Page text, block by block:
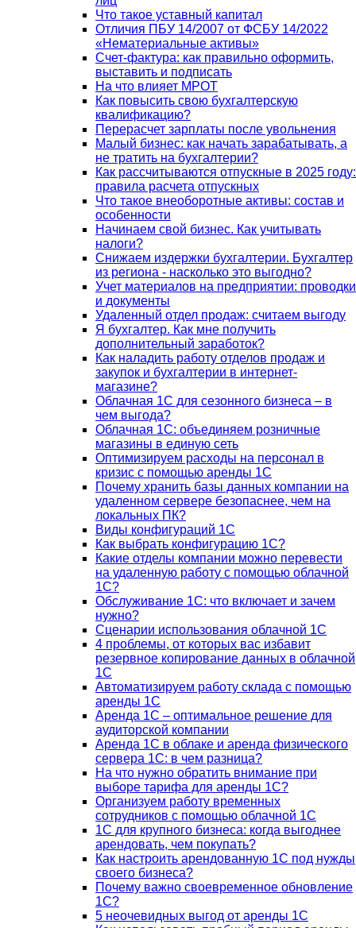
Что такое уставный капитал
Отличия ПБУ 14/2007 от ФСБУ 14/2022
«Нематериальные активы»
Счет-фактура: как правильно оформить,
выставить и подписать
На что влияет МРОТ
Как повысить свою бухгалтерскую
квалификацию?
Перерасчет зарплаты после увольнения
Малый бизнес: как начать зарабатывать, а
не тратить на бухгалтерии?
Как рассчитываются отпускные в 2025 году:
правила расчета отпускных
Что такое внеоборотные активы: состав и
особенности
Начинаем свой бизнес. Как учитывать
налоги?
Снижаем издержки бухгалтерии. Бухгалтер
из региона - насколько это выгодно?
Учет материалов на предприятии: проводки
и документы
Удаленный отдел продаж: считаем выгоду
Я бухгалтер. Как мне получить
дополнительный заработок?
Как наладить работу отделов продаж и
закупок и бухгалтерии в интернет-
магазине?
Облачная 1С для сезонного бизнеса – в
чем выгода?
Облачная 1С: объединяем розничные
магазины в единую сеть
Оптимизируем расходы на персонал в
кризис с помощью аренды 1С
Почему хранить базы данных компании на
удаленном сервере безопаснее, чем на
локальных ПК?
Виды конфигураций 1С
Как выбрать конфигурацию 1С?
Какие отделы компании можно перевести
на удаленную работу с помощью облачной
1С?
Обслуживание 1С: что включает и зачем
нужно?
Сценарии использования облачной 1С
4 проблемы, от которых вас избавит
резервное копирование данных в облачной
1С
Автоматизируем работу склада с помощью
аренды 1С
Аренда 1С – оптимальное решение для
аудиторской компании
Аренда 1С в облаке и аренда физического
сервера 1С: в чем разница?
На что нужно обратить внимание при
выборе тарифа для аренды 1С?
Организуем работу временных
сотрудников с помощью облачной 1С
1С для крупного бизнеса: когда выгоднее
арендовать, чем покупать?
Как настроить арендованную 1С под нужды
своего бизнеса?
Почему важно своевременное обновление
1С?
5 неочевидных выгод от аренды 1С